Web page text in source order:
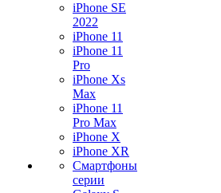
iPhone SE
2022
iPhone 11
iPhone 11
Pro
iPhone Xs
Max
iPhone 11
Pro Max
iPhone X
iPhone XR
Смартфоны
серии